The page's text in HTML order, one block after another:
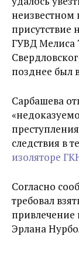
неизвестном
присутствие
ГУВД Мелиса
позднее был
Сарбашева
следствия в
изоляторе
Согласно
требовал
привлечение
Эрлана